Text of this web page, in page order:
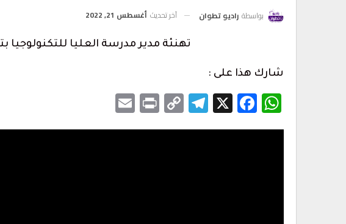
بواسطة راديو تطوان آخر تحديث أغسطس 21, 2022
شارك هذا على :
WhatsApp
Facebook
X
Telegram
Copy
Print